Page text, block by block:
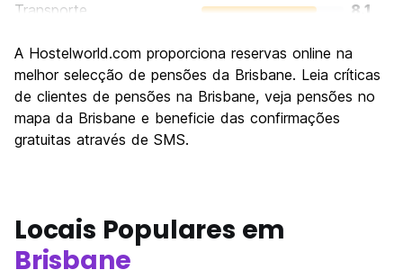
Transporte
8.1
Cultura
7.6
Festas / vida noturna
7.8
Custo-beneficio
A Hostelworld.com proporciona reservas online na
melhor selecção de pensões da Brisbane. Leia críticas
de clientes de pensões na Brisbane, veja pensões no
mapa da Brisbane e beneficie das confirmações
gratuitas através de SMS.
Locais Populares em
Brisbane